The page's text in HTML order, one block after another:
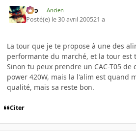
eYo Ancien
Posté(e) le 30 avril 200521 a
La tour que je te propose à une des
performante du marché, et la tour est
Sinon tu peux prendre un CAC-T05 de
power 420W, mais la l'alim est quand
qualité, mais sa reste bon.
Citer